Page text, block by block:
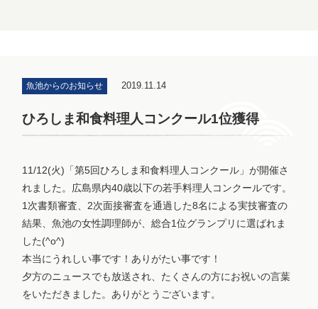
魚池からのお知らせ 2019.11.14
ひろしま和食料理人コンクール1位獲得
11/12(火)「第5回ひろしま和食料理人コンクール」が開催さ
れました。広島県内40歳以下の若手料理人コンクールです。
1次書類審査、2次面接審査を通過した8名による実技審査の
結果、魚池の女性調理師が、総合1位グランプリに選ばれま
した(^o^)
本当にうれしい事です！ありがたい事です！
夕方のニュースでも放送され、たくさんの方にお祝いの言葉
をいただきました。ありがとうございます。